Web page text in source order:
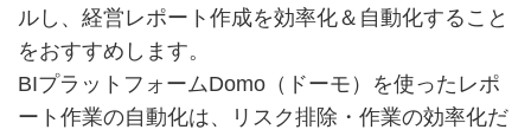
ルし、経営レポート作成を効率化＆自動化すること
をおすすめします。
BIプラットフォームDomo（ドーモ）を使ったレポ
ート作業の自動化は、リスク排除・作業の効率化だ